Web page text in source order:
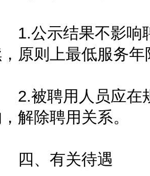
公示结果不影响
原则上最低服务年
被聘用人员应在
解除聘用关系。
、有关待遇